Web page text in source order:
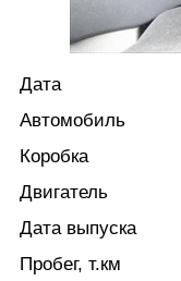
Дата
Автомобиль
Коробка
Двигатель
Дата выпуска
Пробег, т.км